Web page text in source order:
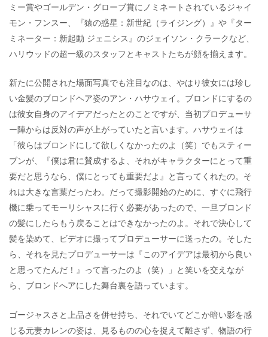
ミー賞やゴールデン・グローブ賞にノミネートされているジャイ
モン・フンスー、『猿の惑星：新世紀（ライジング）』や『ター
ミネーター：新起動 ジェニシス』のジェイソン・クラークなど、
ハリウッドの超一級のスタッフとキャストたちが顔を揃えます。
新たに公開された場面写真でも注目なのは、やはり彼女には珍し
い金髪のブロンドヘア姿のアン・ハサウェイ。ブロンドにするの
は彼女自身のアイデアだったとのことですが、当初プロデューサ
ー陣からは反対の声が上がっていたと言います。ハサウェイは
「彼らはブロンドにして欲しくなかったのよ（笑）でもスティー
ブンが、『僕は君に賛成するよ、それがキャラクターにとって重
要だと思うなら、僕にとっても重要だよ』と言ってくれたの。そ
れは大きな言葉だったわ。だって撮影開始のために、すぐに飛行
機に乗ってモーリシャスに行く必要があったので、一旦ブロンド
の髪にしたらもう戻ることはできなかったのよ。それで決心して
髪を染めて、ビデオに撮ってプロデューサーに送ったの。そした
ら、それを見たプロデューサーは『このアイデアは最初から良い
と思ってたんだ！』って言ったのよ（笑）」と笑いを交えなが
ら、ブロンドへアにした舞台裏を語っています。
ゴージャスさと上品さを併せ持ち、それでいてどこか暗い影を感
じる元妻カレンの姿は、見るものの心を捉えて離さず、物語の行